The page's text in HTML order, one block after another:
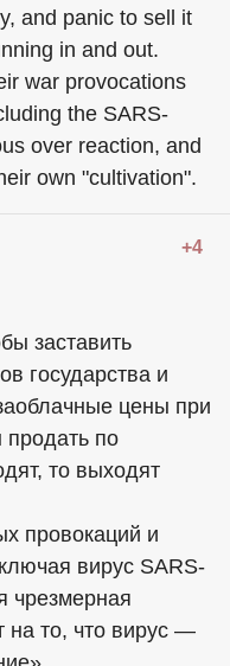
and panic to sell it
in and out.
war provocations
the SARS-
over reaction, and
own "cultivation".
+4
заставить
государства и
цены при
продать по
то выходят
провокаций и
вирус SARS-
чрезмерная
на то, что вирус —